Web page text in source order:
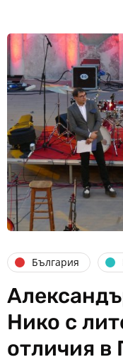
България
Нико с
отличия в